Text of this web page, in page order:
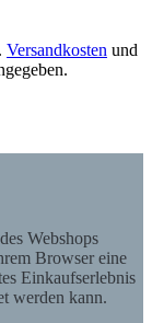
Versandkosten und
Webshops
Browser eine
Einkaufserlebnis
werden kann.